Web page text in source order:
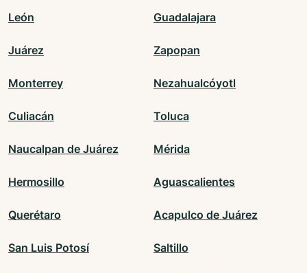
León Guadalajara
Juárez Zapopan
Monterrey Nezahualcóyotl
Culiacán Toluca
Naucalpan de Juárez Mérida
Hermosillo Aguascalientes
Querétaro Acapulco de Juárez
San Luis Potosí Saltillo